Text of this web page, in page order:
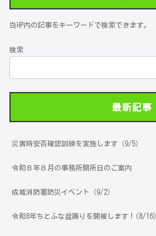
当HP内の記事をキーワードで検索できます。
検索
最新記事
災害時安否確認訓練を実施します（9/5）
令和８年８月の事務所開所日のご案内
成城消防署防災イベント（9/2）
令和8年ちとふな盆踊りを開催します！(8/16)